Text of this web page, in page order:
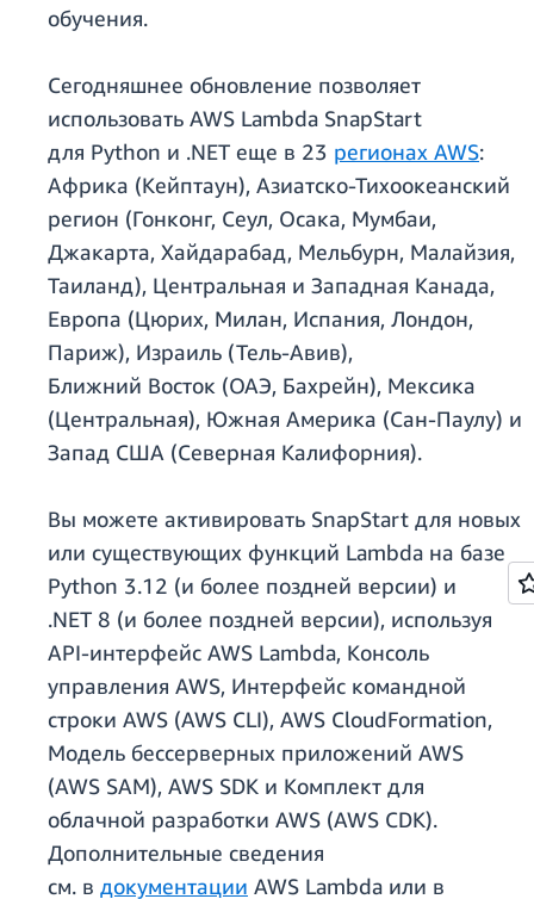
обучения.
Сегодняшнее обновление позволяет
использовать AWS Lambda SnapStart
для Python и .NET еще в 23 регионах AWS:
Африка (Кейптаун), Азиатско-Тихоокеанский
регион (Гонконг, Сеул, Осака, Мумбаи,
Джакарта, Хайдарабад, Мельбурн, Малайзия,
Таиланд), Центральная и Западная Канада,
Европа (Цюрих, Милан, Испания, Лондон,
Париж), Израиль (Тель-Авив),
Ближний Восток (ОАЭ, Бахрейн), Мексика
(Центральная), Южная Америка (Сан-Паулу) и
Запад США (Северная Калифорния).
Вы можете активировать SnapStart для новых
или существующих функций Lambda на базе
Python 3.12 (и более поздней версии) и
.NET 8 (и более поздней версии), используя
API-интерфейс AWS Lambda, Консоль
управления AWS, Интерфейс командной
строки AWS (AWS CLI), AWS CloudFormation,
Модель бессерверных приложений AWS
(AWS SAM), AWS SDK и Комплект для
облачной разработки AWS (AWS CDK).
Дополнительные сведения
см. в документации AWS Lambda или в